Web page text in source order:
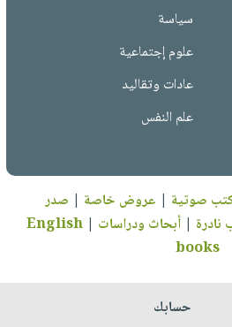
سياسة
علوم إجتماعية
عادات وتقاليد
علم النفس
صوتية | عروض خاصة | صدر
نادرة |أبحاث ودراسات |
English
books
حسابك